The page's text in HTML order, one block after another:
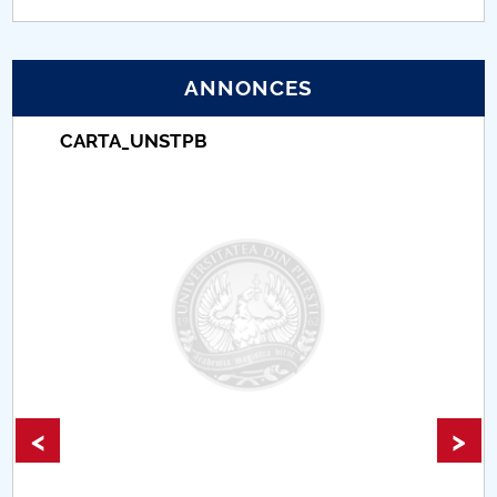
Proiect (PRIM STUD)
Proiect SU-ETIC
Université pour la communauté
Comisie de etica unversitară
Evenimente CUP
ANNONCES
CARTA_UNSTPB
< >